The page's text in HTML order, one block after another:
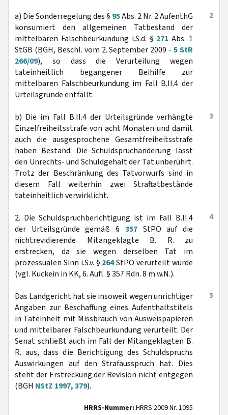
2
a) Die Sonderregelung des § 95Abs. 2 Nr. 2 AufenthG
konsumiert den allgemeinen Tatbestand der
mittelbaren Falschbeurkundung i.S.d. § 271 Abs. 1
StGB (BGH, Beschl. vom 2. September 2009 -5 StR
266/09), so dass die Verurteilung wegen
tateinheitlich begangener Beihilfe zur
mittelbaren Falschbeurkundung im Fall B.II.4 der
Urteilsgründe entfällt.
3
b) Die im Fall B.II.4 der Urteilsgründe verhängte
Einzelfreiheitsstrafe von acht Monaten und damit
auch die ausgesprochene Gesamtfreiheitsstrafe
haben Bestand. Die Schuldspruchänderung lässt
den Unrechts- und Schuldgehalt der Tat unberührt.
Trotz der Beschränkung des Tatvorwurfs sind in
diesem Fall weiterhin zwei Straftatbestände
tateinheitlich verwirklicht.
4
2. Die Schuldspruchberichtigung ist im Fall B.II.4
der Urteilsgründe gemäß § 357StPO auf die
nichtrevidierende Mitangeklagte B. R. zu
erstrecken, da sie wegen derselben Tat im
prozessualen Sinn i.S.v. § 264StPO verurteilt wurde
(vgl. Kuckein in KK, 6. Aufl. § 357 Rdn. 8 m.w.N.).
5
Das Landgericht hat sie insoweit wegen unrichtiger
Angaben zur Beschaffung eines Aufenthaltstitels
in Tateinheit mit Missbrauch von Ausweispapieren
und mittelbarer Falschbeurkundung verurteilt. Der
Senat schließt auch im Fall der Mitangeklagten B.
R. aus, dass die Berichtigung des Schuldspruchs
Auswirkungen auf den Strafausspruch hat. Dies
steht der Erstreckung der Revision nicht entgegen
(BGH NStZ 1997, 379).
HRRS-Nummer: HRRS 2009 Nr. 1095